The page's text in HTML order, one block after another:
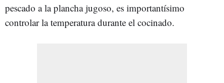
pescado a la plancha jugoso, es importantísimo
controlar la temperatura durante el cocinado.